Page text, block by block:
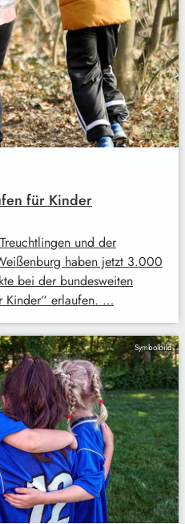
für Kinder
und der
haben jetzt 3.000
bei der bundesweiten
Kinder“ erlaufen. …
Symbolbild